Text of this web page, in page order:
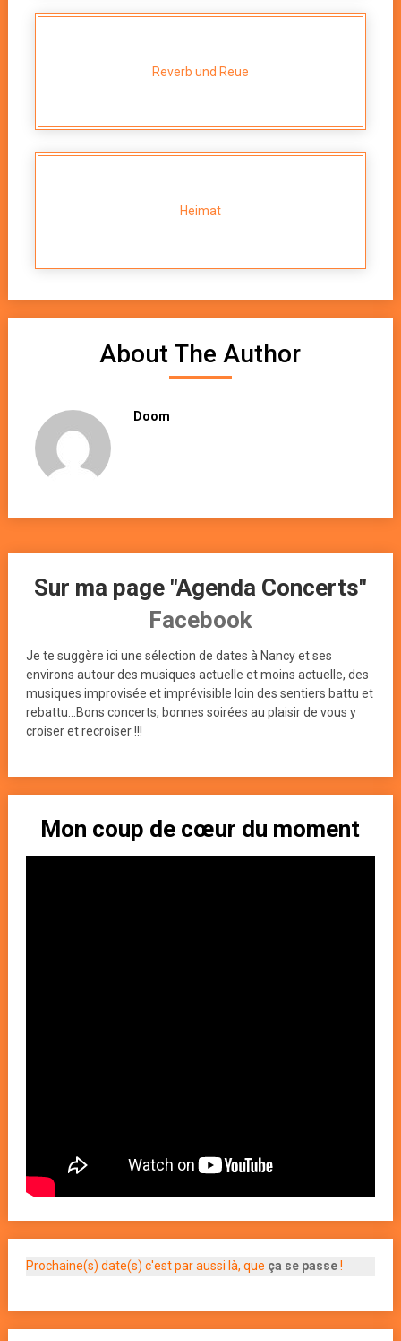
Reverb und Reue
Heimat
About The Author
Doom
Sur ma page "Agenda Concerts"
Facebook
Je te suggère ici une sélection de dates à Nancy et ses
environs autour des musiques actuelle et moins actuelle, des
musiques improvisée et imprévisible loin des sentiers battu et
rebattu...Bons concerts, bonnes soirées au plaisir de vous y
croiser et recroiser !!!
Mon coup de cœur du moment
Prochaine(s) date(s) c'est par aussi là, que ça se passe!